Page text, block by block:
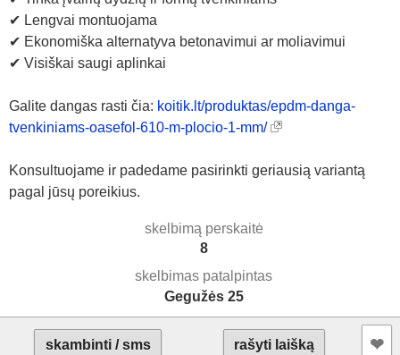
✔ Lengvai montuojama
✔ Ekonomiška alternatyva betonavimui ar moliavimui
✔ Visiškai saugi aplinkai
Galite dangas rasti čia: koitik.lt/produktas/epdm-danga-
tvenkiniams-oasefol-610-m-plocio-1-mm/
Konsultuojame ir padedame pasirinkti geriausią variantą
pagal jūsų poreikius.
skelbimą perskaitė
8
skelbimas patalpintas
Gegužės 25
skambinti / sms rašyti laišką ❤︎